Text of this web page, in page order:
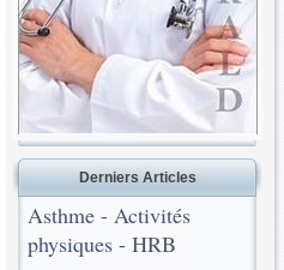
Derniers Articles
Asthme - Activités
physiques - HRB